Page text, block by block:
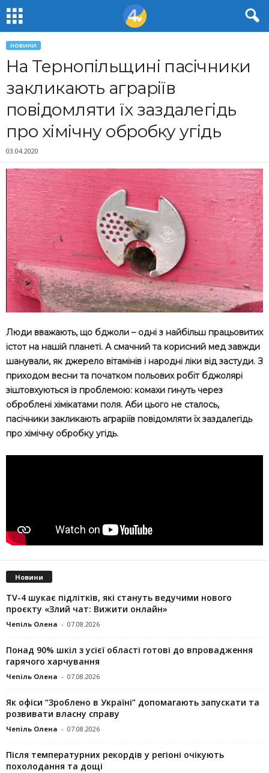
НОВИНИ
На Тернопільщині пасічники
закликають аграріїв
повідомляти їх заздалегідь
про хімічну обробку угідь
03.04.2020
Люди вважають, що бджоли – одні з найбільш працьовитих
істот на нашій планеті. А смачний та корисний мед завжди
шанували, як джерело вітамінів і народні ліки від застуди. З
приходом весни та початком польових робіт бджолярі
зіштовхуються із проблемою: комахи гинуть через
оброблені хімікатами поля. Аби цього не сталось,
пасічники закликають аграріїв повідомляти їх заздалегідь
про хімічну обробку угідь.
Новини
TV-4 шукає підлітків, які стануть ведучими нового
проєкту «Злий чат: Вижити онлайн»
Чепіль Олена - 07.08.2026
Понад 90% шкіл з усієї області готові до впровадження
гарячого харчування
Чепіль Олена - 07.08.2026
Як офіси “Зроблено в Україні” допомагають запускaти та
розвивати власну справу
Чепіль Олена - 07.08.2026
Після температурних рекордів у регіоні очікують
похолодання та дощі